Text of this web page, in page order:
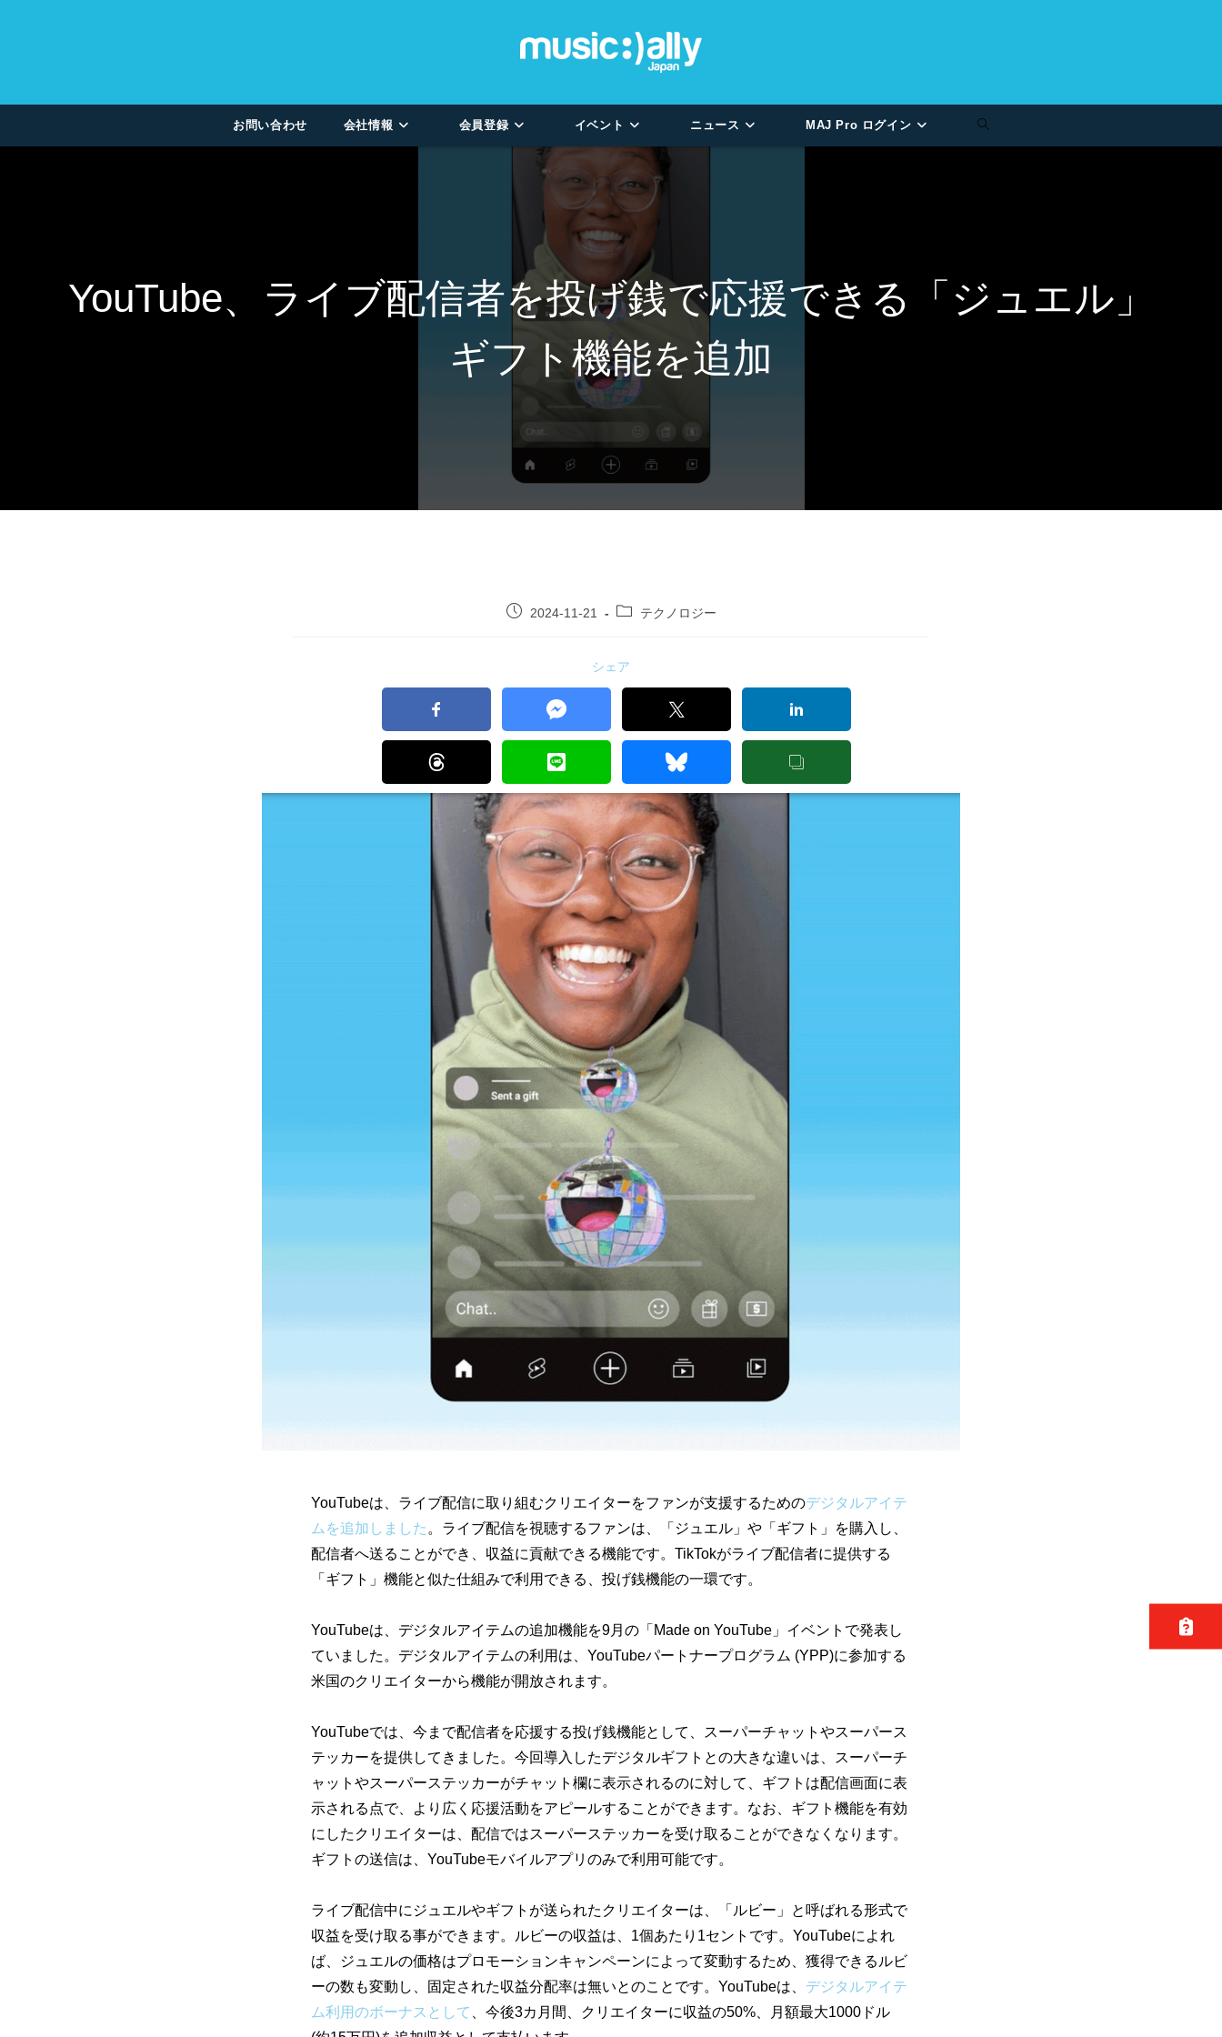
お問い合わせ 会社情報 会員登録 イベント ニュース MAJ Pro ログイン
YouTube、ライブ配信者を投げ銭で応援できる「ジュエル」
ギフト機能を追加
2024-11-21 テクノロジー
シェア
YouTubeは、ライブ配信に取り組むクリエイターをファンが支援するためのデジタルアイテ
ムを追加しました 。ライブ配信を視聴するファンは、「ジュエル」や「ギフト」を購入し、
配信者へ送ることができ、収益に貢献できる機能です。TikTokがライブ配信者に提供する
「ギフト」機能と似た仕組みで利用できる、投げ銭機能の一環です。
YouTubeは、デジタルアイテムの追加機能を9月の「Made on YouTube」イベントで発表し
ていました。デジタルアイテムの利用は、YouTubeパートナープログラム (YPP)に参加する
米国のクリエイターから機能が開放されます。
YouTubeでは、今まで配信者を応援する投げ銭機能として、スーパーチャットやスーパース
テッカーを提供してきました。今回導入したデジタルギフトとの大きな違いは、スーパーチ
ャットやスーパーステッカーがチャット欄に表示されるのに対して、ギフトは配信画面に表
示される点で、より広く応援活動をアピールすることができます。なお、ギフト機能を有効
にしたクリエイターは、配信ではスーパーステッカーを受け取ることができなくなります。
ギフトの送信は、YouTubeモバイルアプリのみで利用可能です。
ライブ配信中にジュエルやギフトが送られたクリエイターは、「ルビー」と呼ばれる形式で
収益を受け取る事ができます。ルビーの収益は、1個あたり1セントです。YouTubeによれ
ば、ジュエルの価格はプロモーションキャンペーンによって変動するため、獲得できるルビ
ーの数も変動し、固定された収益分配率は無いとのことです。YouTubeは、 デジタルアイテ
ム利用のボーナスとして
、今後3カ月間、クリエイターに収益の50%、月額最大1000ドル